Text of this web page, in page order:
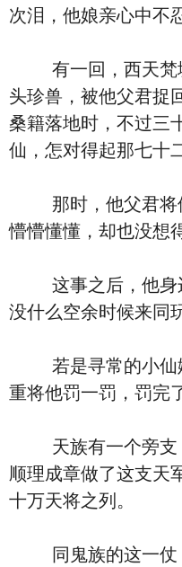
次泪，他娘亲心中不
有一回，西天梵境
头珍兽，被他父君捉
桑籍落地时，不过三
仙，怎对得起那七十
那时，他父君将他
懵懵懂懂，却也没想
这事之后，他身边
没什么空余时候来同
若是寻常的小仙娥
重将他罚一罚，罚完
天族有一个旁支，
顺理成章做了这支天
十万天将之列。
同鬼族的这一仗，